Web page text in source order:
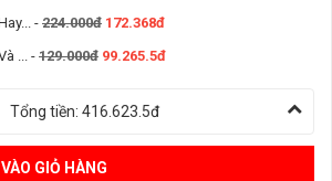
- 224.000đ 172.368đ
... - 129.000đ 99.265.5đ
Tổng tiền: 416.623.5đ
GIỎ HÀNG